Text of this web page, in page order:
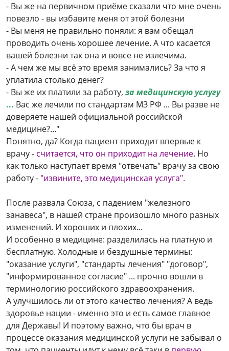
- Вы же на первичном приёме сказали что мне очень
повезло - вы избавите меня от этой болезни
- Вы меня не правильно поняли: я вам обещал
проводить очень хорошее лечение. А что касается
вашей болезни так она и вовсе не излечима.
- А чем же мы всё это время занимались? За что я
уплатила столько денег?
- Вы же их платили за работу, за медицинскую услугу
... Вас же лечили по стандартам МЗ РФ ... Вы разве не
доверяете нашей официальной российской
медицине?..."
Понятно, да? Когда пациент приходит впервые к
врачу - считается, что он приходит на лечение. Но
как только наступает время "отвечать" врачу за свою
работу - "извините, это медицинская услуга".
После развала Союза, с падением "железного
занавеса", в нашей стране произошло много разных
изменений. И хороших и плохих...
И особенно в медицине: разделилась на платную и
бесплатную. Холодные и бездушные термины:
"оказание услуги", "стандарты лечения" "договор",
"информированное согласие" ... прочно вошли в
терминологию российского здравоохранения.
А улучшилось ли от этого качество лечения? А ведь
здоровье нации - именно это и есть самое главное
для Державы! И поэтому важно, что бы врач в
процессе оказания медицинской услуги не забывал о